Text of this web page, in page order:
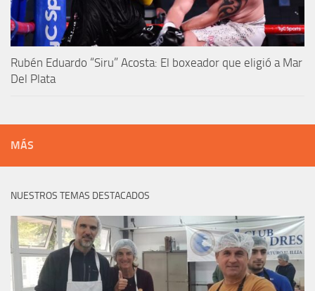
Rubén Eduardo “Siru” Acosta: El boxeador que eligió a Mar
Del Plata
MÁS
NUESTROS TEMAS DESTACADOS